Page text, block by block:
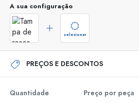
A sua configuração
selecionar
PREÇOS E DESCONTOS
Quantidade Preço por peça